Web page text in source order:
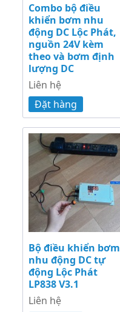
Combo bộ điều
khiển bơm nhu
động DC Lộc Phát,
nguồn 24V kèm
theo và bơm định
lượng DC
Liên hệ
Đặt hàng
Bộ điều khiển bơm
nhu động DC tự
động Lộc Phát
LP838 V3.1
Liên hệ